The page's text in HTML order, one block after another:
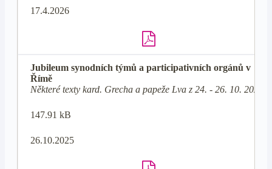
17.4.2026
Jubileum synodních týmů a participativních orgánů v
Římě
Některé texty kard. Grecha a papeže Lva z 24. - 26. 10. 2025
147.91 kB
26.10.2025